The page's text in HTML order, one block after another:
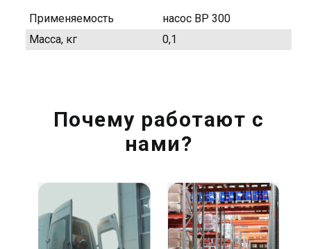
Применяемость
насос ВР 300
Масса, кг
0,1
Почему работают с
нами?